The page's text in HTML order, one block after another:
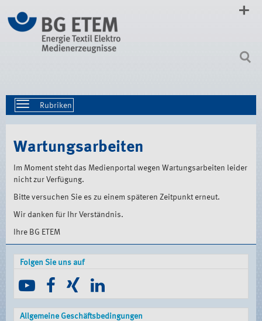
zum
Inhalt
Toggle
navigation
Wartungsarbeiten
Im Moment steht das Medienportal wegen Wartungsarbeiten leider
nicht zur Verfügung.
Bitte versuchen Sie es zu einem späteren Zeitpunkt erneut.
Wir danken für Ihr Verständnis.
Ihre BG ETEM
Folgen Sie uns auf
Allgemeine Geschäftsbedingungen